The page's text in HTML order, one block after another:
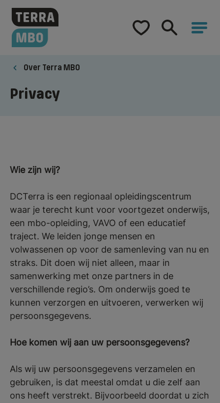
Home
Hulp bij studiekeuze
Over Terra MBO
Privacy
Wie zijn wij?
DCTerra is een regionaal opleidingscentrum
waar je terecht kunt voor voortgezet onderwijs,
een mbo-opleiding, VAVO of een educatief
traject. We leiden jonge mensen en
volwassenen op voor de samenleving van nu en
straks. Dit doen wij niet alleen, maar in
samenwerking met onze partners in de
verschillende regio’s. Om onderwijs goed te
kunnen verzorgen en uitvoeren, verwerken wij
persoonsgegevens.
Hoe komen wij aan uw persoonsgegevens?
Als wij uw persoonsgegevens verzamelen en
gebruiken, is dat meestal omdat u die zelf aan
ons heeft verstrekt. Bijvoorbeeld doordat u zich